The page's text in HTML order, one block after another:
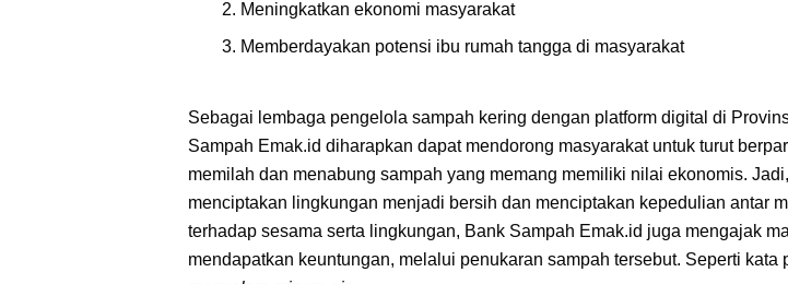
Meningkatkan ekonomi masyarakat
Memberdayakan potensi ibu rumah tangga di masyarakat
Sebagai lembaga pengelola sampah kering dengan platform digital di
Sampah Emak.id diharapkan dapat mendorong masyarakat untuk turut
memilah dan menabung sampah yang memang memiliki nilai ekonomis.
menciptakan lingkungan menjadi bersih dan menciptakan kepedulian antar
terhadap sesama serta lingkungan, Bank Sampah Emak.id juga mengajak
mendapatkan keuntungan, melalui penukaran sampah tersebut. Seperti kata